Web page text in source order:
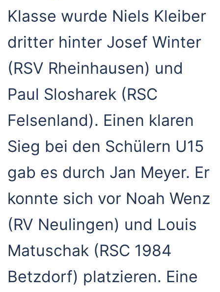
Klasse wurde Niels Kleiber
dritter hinter Josef Winter
(RSV Rheinhausen) und
Paul Slosharek (RSC
Felsenland). Einen klaren
Sieg bei den Schülern U15
gab es durch Jan Meyer. Er
konnte sich vor Noah Wenz
(RV Neulingen) und Louis
Matuschak (RSC 1984
Betzdorf) platzieren. Eine